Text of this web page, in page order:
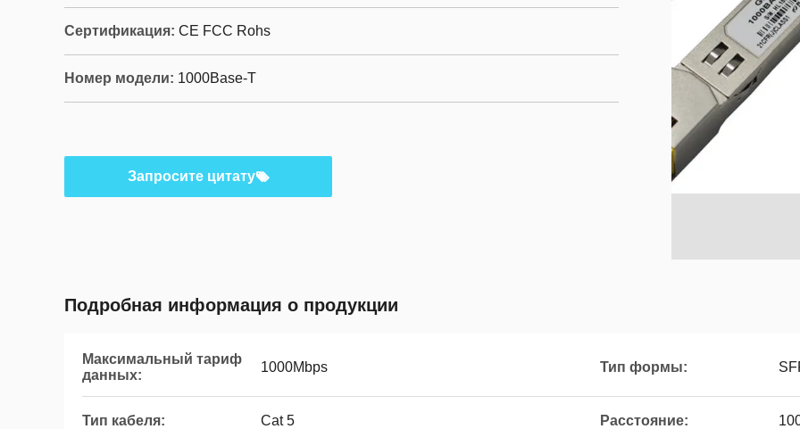
Сертификация: CE FCC Rohs
Номер модели: 1000Base-T
Запросите цитату
Подробная информация о продукции
Максимальный тариф
данных:
1000Mbps Тип формы:
Тип кабеля: Cat 5 Расстояние: